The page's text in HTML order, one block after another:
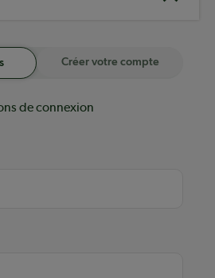
Créer votre compte
de connexion